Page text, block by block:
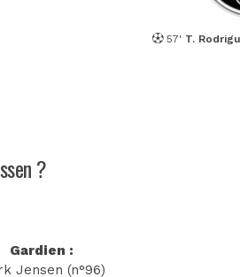
57' T.
?
Gardien :
Jensen (n°96)